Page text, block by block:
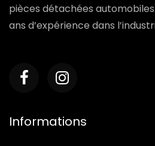
pièces détachées
ans d’expérience dans
Informations